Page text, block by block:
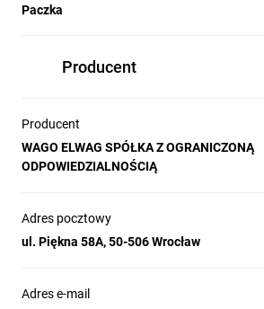
Paczka
Producent
Producent
WAGO ELWAG SPÓŁKA Z OGRANICZONĄ
ODPOWIEDZIALNOŚCIĄ
Adres pocztowy
ul. Piękna 58A, 50-506 Wrocław
Adres e-mail